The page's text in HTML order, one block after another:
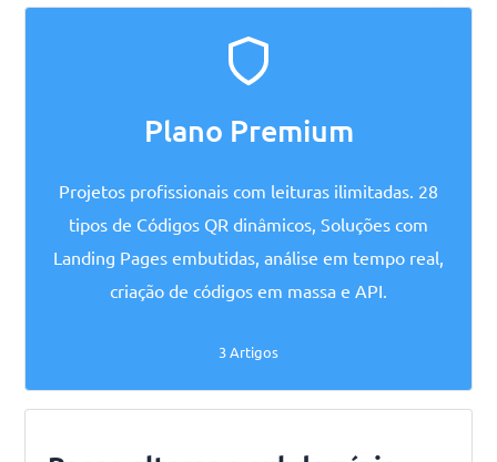
Plano Premium
Projetos profissionais com leituras ilimitadas. 28
tipos de Códigos QR dinâmicos, Soluções com
Landing Pages embutidas, análise em tempo real,
criação de códigos em massa e API.
3 Artigos